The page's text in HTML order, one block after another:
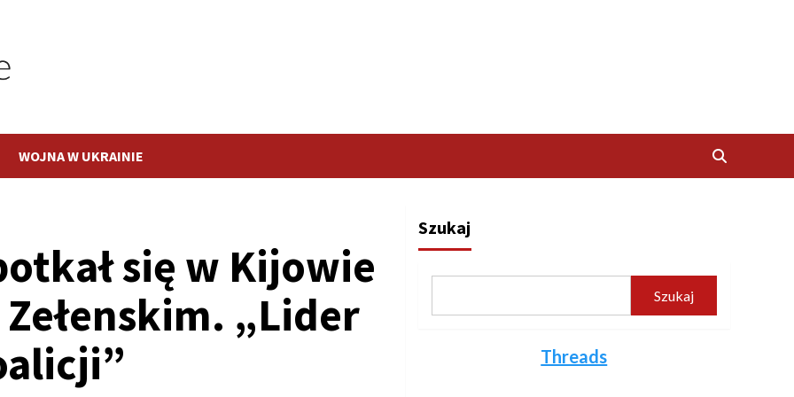
WOJNA W UKRAINIE
się w Kijowie
„Lider
Szukaj
Szukaj
Threads